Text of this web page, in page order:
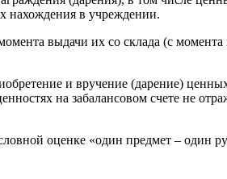
нахождения в учреждении.
выдачи их со склада (с
и вручение (дарение)
на забалансовом счете не
оценке «один предмет – один